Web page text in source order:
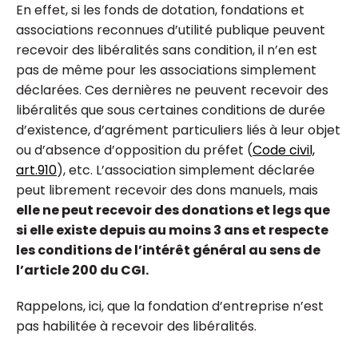
En effet, si les fonds de dotation, fondations et
associations reconnues d’utilité publique peuvent
recevoir des libéralités sans condition, il n’en est
pas de même pour les associations simplement
déclarées. Ces dernières ne peuvent recevoir des
libéralités que sous certaines conditions de durée
d’existence, d’agrément particuliers liés à leur objet
ou d’absence d’opposition du préfet (Code civil,
art.910), etc. L’association simplement déclarée
peut librement recevoir des dons manuels, mais
elle ne peut recevoir des donations et legs que
si elle existe depuis au moins 3 ans et respecte
les conditions de l’intérêt général au sens de
l’article 200 du CGI.
Rappelons, ici, que la fondation d’entreprise n’est
pas habilitée à recevoir des libéralités.